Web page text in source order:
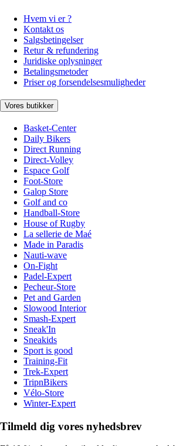
Hvem vi er ?
Kontakt os
Salgsbetingelser
Retur & refundering
Juridiske oplysninger
Betalingsmetoder
Priser og forsendelsesmuligheder
Vores butikker
Basket-Center
Daily Bikers
Direct Running
Direct-Volley
Espace Golf
Foot-Store
Galop Store
Golf and co
Handball-Store
House of Rugby
La sellerie de Maé
Made in Paradis
Nauti-wave
On-Fight
Padel-Expert
Pecheur-Store
Pet and Garden
Slowood Interior
Smash-Expert
Sneak'In
Sneakids
Sport is good
Training-Fit
Trek-Expert
TripnBikers
Vélo-Store
Winter-Expert
Tilmeld dig vores nyhedsbrev